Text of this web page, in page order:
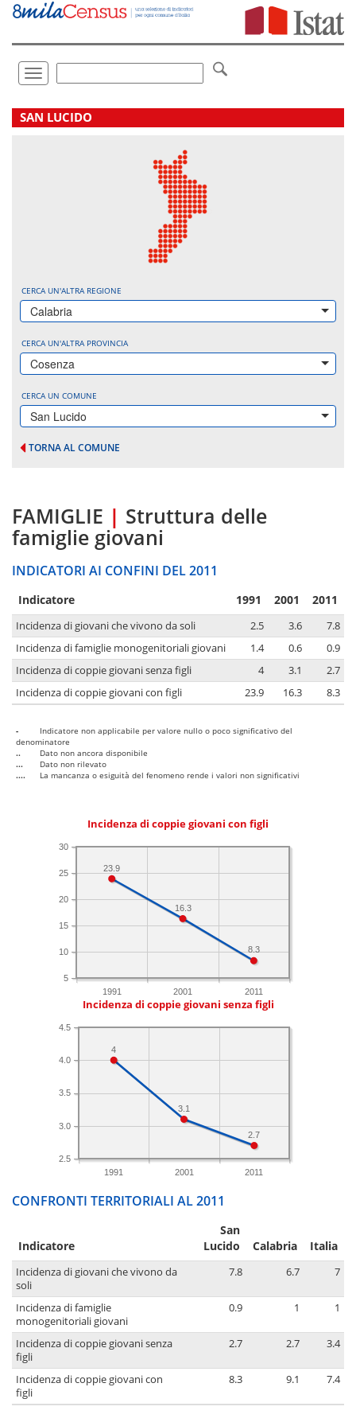
Vai
direttamente
Toggle
navigation
.
SAN LUCIDO
CERCA UN'ALTRA REGIONE
Calabria
CERCA UN'ALTRA PROVINCIA
Cosenza
CERCA UN COMUNE
San Lucido
TORNA AL COMUNE
FAMIGLIE | Struttura delle
famiglie giovani
INDICATORI AI CONFINI DEL 2011
Indicatore 1991 2001 2011
Incidenza di giovani che vivono da soli 2.5 3.6
7.8
Incidenza di famiglie monogenitoriali giovani
1.4 0.6
0.9
Incidenza di coppie giovani senza figli
4 3.1
2.7
Incidenza di coppie giovani con figli
23.9 16.3 8.3
-
Indicatore non applicabile per valore nullo o poco significativo del
denominatore
..
Dato non ancora disponibile
...
Dato non rilevato
....
La mancanza o esiguità del fenomeno rende i valori non significativi
Incidenza di coppie giovani con figli
1991 2001 2011
5
10
15
20
25
30
8.3
16.3
23.9
Incidenza di coppie giovani senza figli
1991 2001 2011
2.5
3.0
3.5
4.0
4.5
2.7
3.1
4
CONFRONTI TERRITORIALI AL 2011
Indicatore
San
Lucido
Calabria Italia
Incidenza di giovani che vivono da
soli
7.8 6.7 7
Incidenza di famiglie
monogenitoriali giovani
0.9 1 1
Incidenza di coppie giovani senza
figli
2.7 2.7 3.4
Incidenza di coppie giovani con
figli
8.3 9.1 7.4